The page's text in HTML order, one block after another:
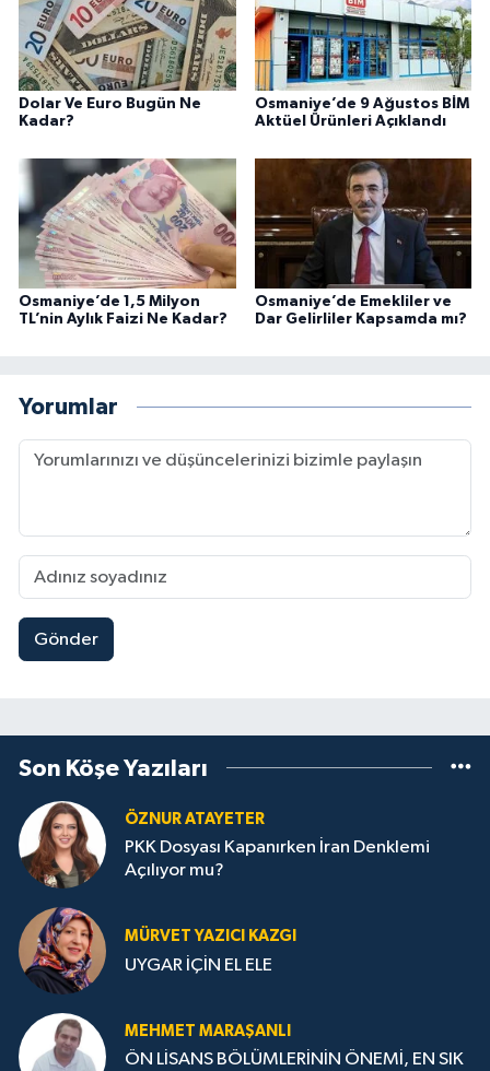
Dolar Ve Euro Bugün Ne
Kadar?
Osmaniye’de 9 Ağustos BİM
Aktüel Ürünleri Açıklandı
Osmaniye’de 1,5 Milyon
TL’nin Aylık Faizi Ne Kadar?
Osmaniye’de Emekliler ve
Dar Gelirliler Kapsamda mı?
Yorumlar
Gönder
Son Köşe Yazıları
ÖZNUR ATAYETER
PKK Dosyası Kapanırken İran Denklemi
Açılıyor mu?
MÜRVET YAZICI KAZGI
UYGAR İÇİN EL ELE
MEHMET MARAŞANLI
ÖN LİSANS BÖLÜMLERİNİN ÖNEMİ, EN SIK